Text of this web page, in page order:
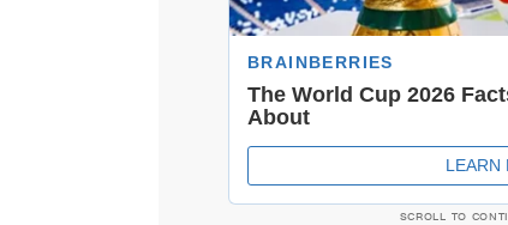
SCROLL TO